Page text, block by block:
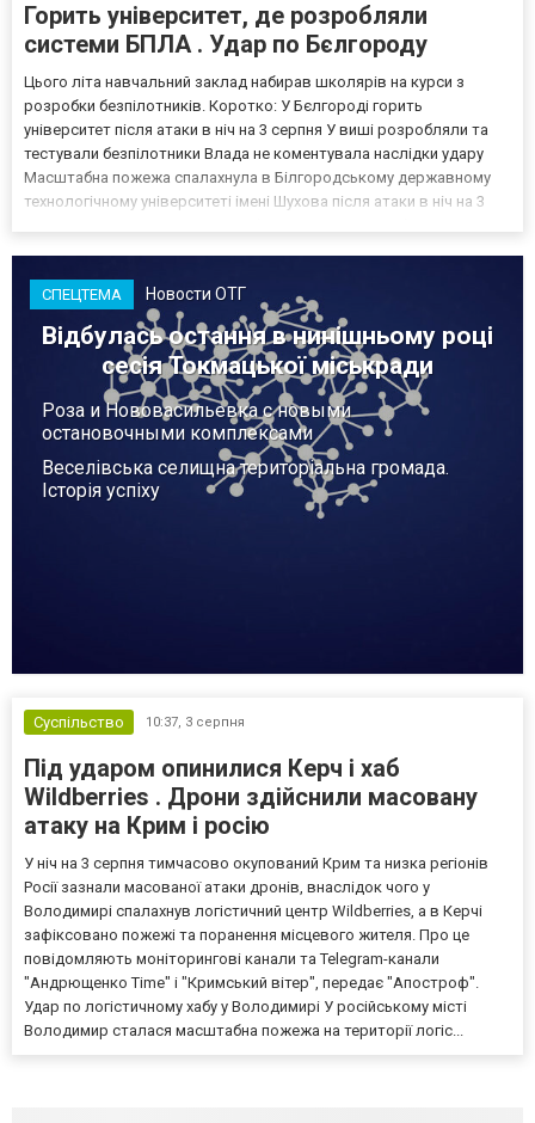
Горить університет, де розробляли
системи БПЛА . Удар по Бєлгороду
Цього літа навчальний заклад набирав школярів на курси з
розробки безпілотників. Коротко: У Бєлгороді горить
університет після атаки в ніч на 3 серпня У виші розробляли та
тестували безпілотники Влада не коментувала наслідки удару
Масштабна пожежа спалахнула в Білгородському державному
технологічному університеті імені Шухова після атаки в ніч на 3
СПЕЦТЕМА Новости ОТГ
Відбулась остання в нинішньому році
сесія Токмацької міськради
Роза и Нововасильевка с новыми
остановочными комплексами
Веселівська селищна територіальна громада.
Історія успіху
Суспільство 10:37, 3 серпня
Під ударом опинилися Керч і хаб
Wildberries . Дрони здійснили масовану
атаку на Крим і росію
У ніч на 3 серпня тимчасово окупований Крим та низка регіонів
Росії зазнали масованої атаки дронів, внаслідок чого у
Володимирі спалахнув логістичний центр Wildberries, а в Керчі
зафіксовано пожежі та поранення місцевого жителя. Про це
повідомляють моніторингові канали та Telegram-канали
"Андрющенко Time" і "Кримський вітер", передає "Апостроф".
Удар по логістичному хабу у Володимирі У російському місті
Володимир сталася масштабна пожежа на території логіс...